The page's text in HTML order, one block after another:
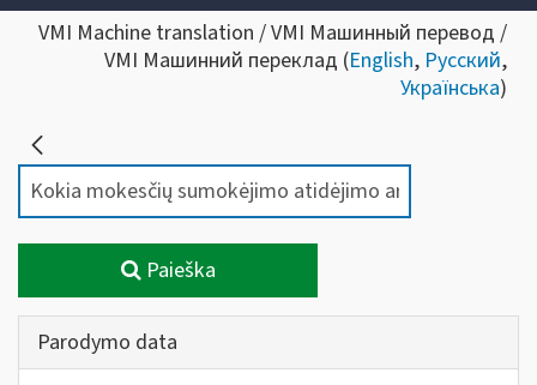
VMI Machine translation / VMI Машинный перевод /
VMI Машинний переклад (English, Русский,
Українська)
Paieška
Parodymo data